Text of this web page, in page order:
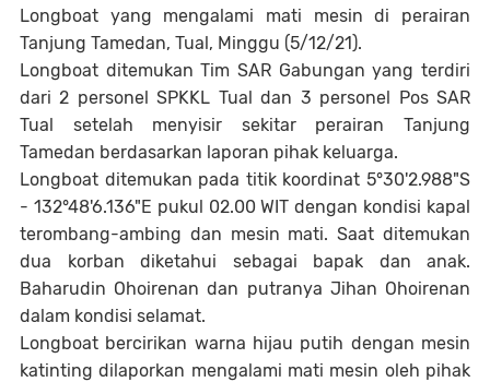
Longboat yang mengalami mati mesin di perairan
Tanjung Tamedan, Tual, Minggu (5/12/21).
Longboat ditemukan Tim SAR Gabungan yang terdiri
dari 2 personel SPKKL Tual dan 3 personel Pos SAR
Tual setelah menyisir sekitar perairan Tanjung
Tamedan berdasarkan laporan pihak keluarga.
Longboat ditemukan pada titik koordinat 5°30'2.988"S
- 132°48'6.136"E pukul 02.00 WIT dengan kondisi kapal
terombang-ambing dan mesin mati. Saat ditemukan
dua korban diketahui sebagai bapak dan anak.
Baharudin Ohoirenan dan putranya Jihan Ohoirenan
dalam kondisi selamat.
Longboat bercirikan warna hijau putih dengan mesin
katinting dilaporkan mengalami mati mesin oleh pihak